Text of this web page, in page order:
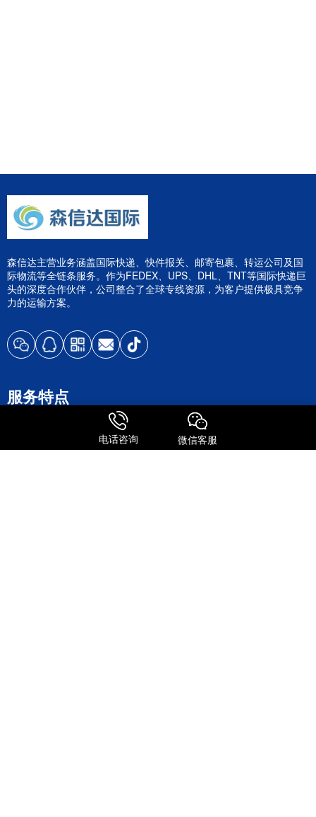
森信达主营业务涵盖国际快递、快件报关、邮寄包裹、转运公司及国
际物流等全链条服务。作为FEDEX、UPS、DHL、TNT等国际快递巨
头的深度合作伙伴，公司整合了全球专线资源，为客户提供极具竞争
力的运输方案。
服务特点
FedEx国际快递
电话咨询 微信客服